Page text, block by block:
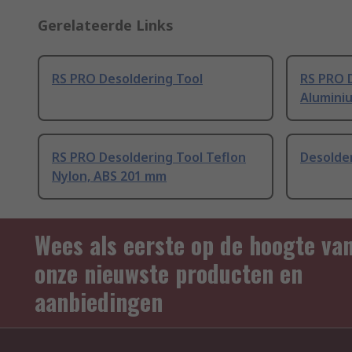
Gerelateerde Links
RS PRO Desoldering Tool
RS
RS PRO Desoldering Tool Teflon
Nylon, ABS 201 mm
Wees als eerste op de hoogte
onze nieuwste producten en
aanbiedingen